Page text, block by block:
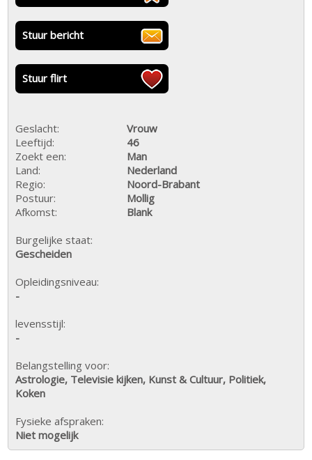
Stuur bericht
Stuur flirt
Geslacht:
Vrouw
Leeftijd:
46
Zoekt een:
Man
Land:
Nederland
Regio:
Noord-Brabant
Postuur:
Mollig
Afkomst:
Blank
Burgelijke staat:
Gescheiden
Opleidingsniveau:
-
levensstijl:
-
Belangstelling voor:
Astrologie, Televisie kijken, Kunst & Cultuur, Politiek,
Koken
Fysieke afspraken:
Niet mogelijk